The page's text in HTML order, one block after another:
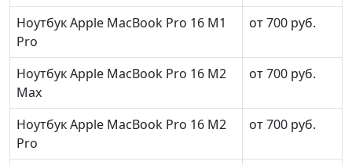
Ноутбук Apple MacBook Pro 16 M1
Pro
от 700 руб.
Ноутбук Apple MacBook Pro 16 M2
Max
от 700 руб.
Ноутбук Apple MacBook Pro 16 M2
Pro
от 700 руб.